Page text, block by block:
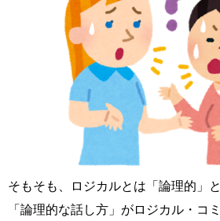
そもそも、ロジカルとは「論理的」
「論理的な話し方」がロジカル・コ